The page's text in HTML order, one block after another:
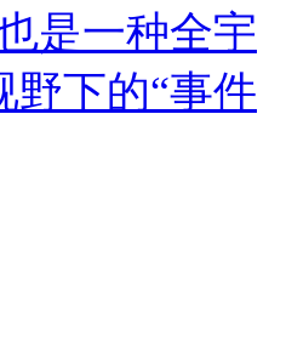
是一种全宇
野下的“事件